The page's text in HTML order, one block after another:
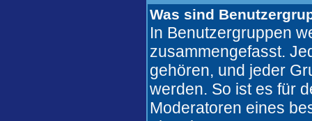
Was sind
In Benutzergruppen
zusammengefasst.
gehören, und jeder
werden. So ist es für
Moderatoren eines